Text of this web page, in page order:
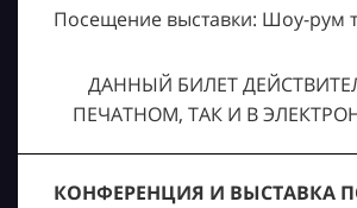
Посещение выставки: Шоу-рум
ДАННЫЙ БИЛЕТ
ПЕЧАТНОМ, ТАК И В
КОНФЕРЕНЦИЯ И ВЫСТАВКА